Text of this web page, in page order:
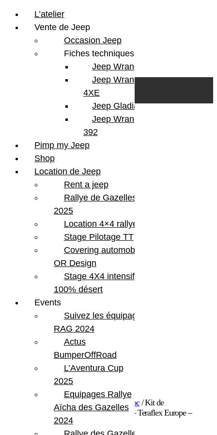
Pare-chocs / Accessoires Pare-choc/ Kit de
repositionnement de roue de secours – JK – Teraflex Europe –
Provenance USA
L’atelier
Vente de Jeep
Occasion Jeep
Fiches techniques
Jeep Wrangler JL
Jeep Wrangler
4XE
Jeep Gladiator
Jeep Wrangler V8
392
Pimp my Jeep
Shop
Location de Jeep
Rent a jeep
Rallye de Gazelles
2025
Location 4×4 rallye
Stage Pilotage TT
Covering automobile –
OR Design
Stage 4X4 intensif
100% désert
Events
Suivez les équipages
RAG 2024
Actus
BumperOffRoad
L’Aventura Cup
2025
Equipages Rallye
Aïcha des Gazelles
2024